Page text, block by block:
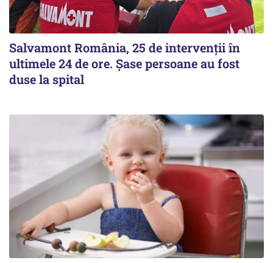
Salvamont România, 25 de intervenții în
ultimele 24 de ore. Șase persoane au fost
duse la spital